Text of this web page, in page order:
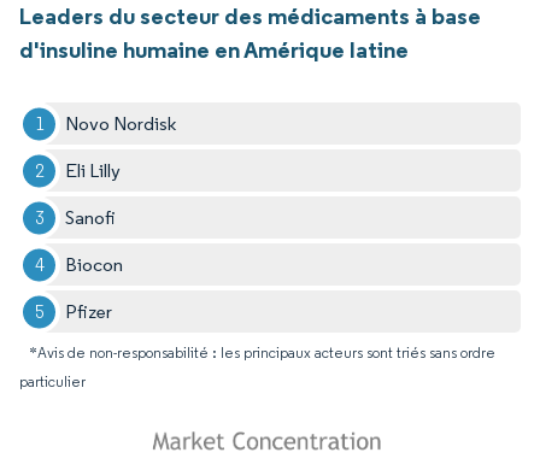
Leaders du secteur des médicaments à base
d'insuline humaine en Amérique latine
Novo Nordisk
Eli Lilly
Sanofi
Biocon
Pfizer
*Avis de non-responsabilité : les principaux acteurs sont triés sans ordre
particulier